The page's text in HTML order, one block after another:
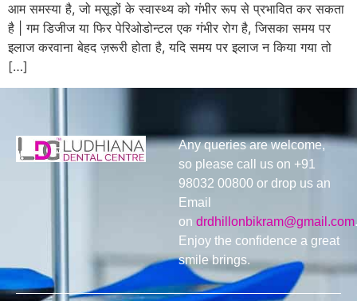
आम समस्या है, जो मसूड़ों के स्वास्थ्य को गंभीर रूप से प्रभावित कर सकता
है | गम डिजीज या फिर पेरिओडोन्टल एक गंभीर रोग है, जिसका समय पर
इलाज करवाना बेहद ज़रूरी होता है, यदि समय पर इलाज न किया गया तो
[…]
Any queries are welcome,
so please call us on +91
98032 00800 or drop us an
Email
on drdhillonbikram@gmail.com.
Enjoy the confidence a great
smile brings.